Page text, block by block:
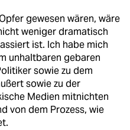
gewesen wären, wäre
weniger dramatisch
ist. Ich habe mich
unhaltbaren gebaren
sowie zu dem
sowie zu der
Medien mitnichten
von dem Prozess, wie